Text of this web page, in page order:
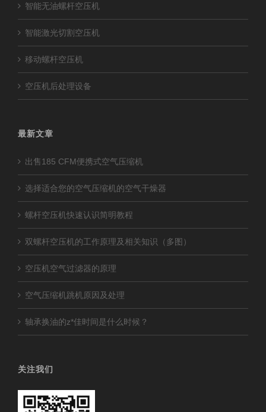
智能无油螺杆空压机
智能激光切割空压机
移动螺杆空压机
空压机后处理设备
最新文章
出售185 CFM便携式空气压缩机
选择适合您的空气压缩机的空气干燥器
螺杆空压机快速认识简明教程
双螺杆空压机的工作原理及相关知识（多图）
空压机空气过滤器的原理
空气压缩机跳机原因及处理
轴承换油的z*佳时间是什么时候？
关注我们